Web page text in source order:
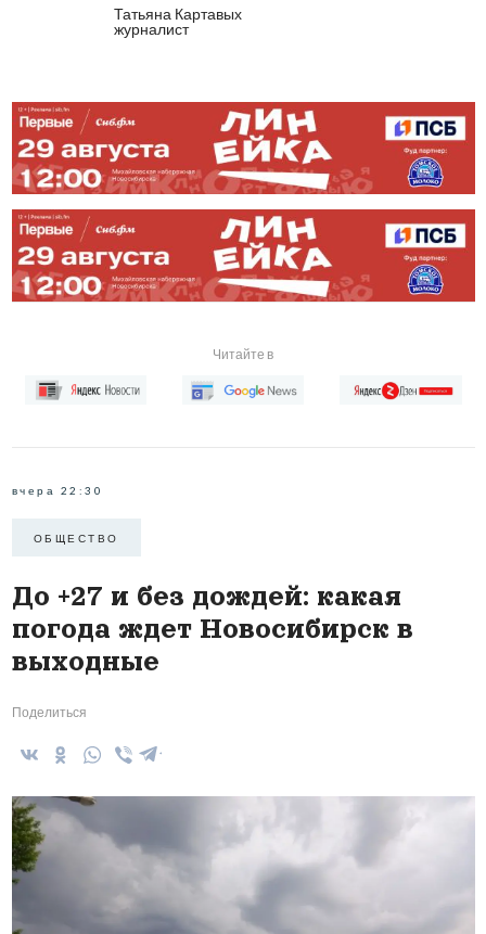
Татьяна Картавых
журналист
Читайте в
вчера 22:30
ОБЩЕСТВО
До +27 и без дождей: какая
погода ждет Новосибирск в
выходные
Поделиться